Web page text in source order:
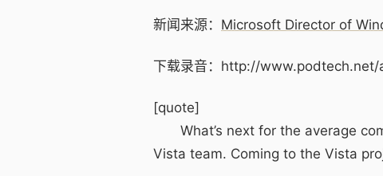
新闻来源： Microsoft Director of
下载录音：http://
[quote]
What’s next for the average
Vista team. Coming to the Vista